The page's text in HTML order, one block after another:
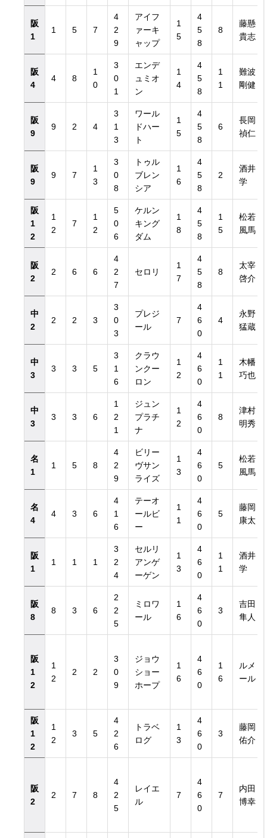
阪
1
1 5 7
4
2
9
アイフ
ァーキ
ャップ
1
5
4
5
8
8
藤懸
貴志
阪
4
4 8
1
0
3
0
1
エンデ
ュミオ
ン
1
4
4
5
8
1
1
難波
剛健
阪
9
9 2 4
3
1
3
ワール
ドハー
ト
1
5
4
5
8
6
長岡
禎仁
阪
9
9 7
1
3
3
0
8
トゥル
ブレン
シア
1
6
4
5
8
2
酒井
学
阪
1
2
1
2
7
1
2
5
0
6
ケルン
キング
ダム
1
8
4
5
8
1
5
松若
風馬
阪
2
2 6 6
4
2
7
セロリ
1
7
4
5
8
8
太宰
啓介
中
2
2 2 3
3
0
3
プレジ
ール
7
4
6
0
4
永野
猛蔵
中
3
3 3 5
3
1
6
クラウ
ンクー
ロン
1
2
4
6
0
1
1
木幡
巧也
中
3
3 3 6
1
2
1
ジュン
プラチ
ナ
1
2
4
6
0
8
津村
明秀
名
1
1 5 8
4
2
9
ビリー
ヴサン
ライズ
1
3
4
6
0
5
松若
風馬
名
4
4 3 6
4
1
6
テーオ
ールビ
ー
1
1
4
6
0
5
藤岡
康太
阪
1
1 1 1
3
2
4
セルリ
アンゲ
ーゲン
1
3
4
6
0
1
1
酒井
学
阪
8
8 3 6
2
2
5
ミロワ
ール
1
6
4
6
0
3
吉田
隼人
阪
1
2
1
2
2 2
3
0
9
ジョウ
ショー
ホープ
1
6
4
6
0
1
6
ルメ
ール
阪
1
2
1
2
3 5
4
2
6
トラベ
ログ
1
3
4
6
0
3
藤岡
佑介
阪
2
2 7 8
4
2
5
レイエ
ル
7
4
6
0
7
内田
博幸